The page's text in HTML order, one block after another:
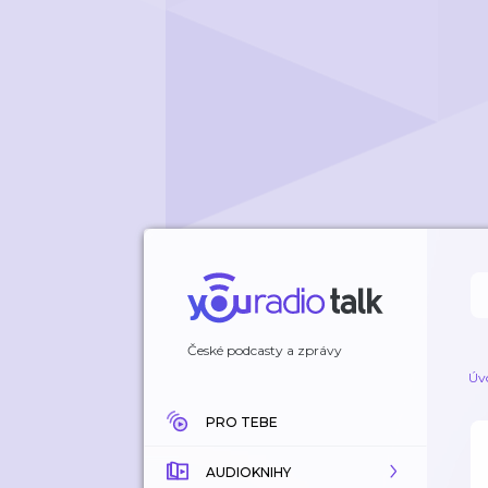
České podcasty a zprávy
PRO TEBE
AUDIOKNIHY